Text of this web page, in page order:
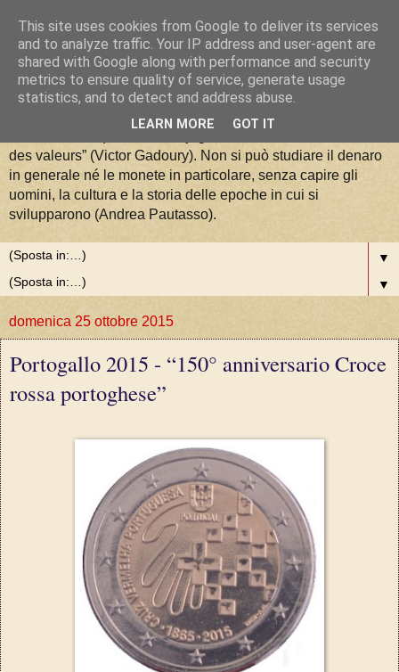
La Moneta tra Arte, Storia e
Valori
des valeurs” (Victor Gadoury). Non si può studiare il denaro
in generale né le monete in particolare, senza capire gli
uomini, la cultura e la storia delle epoche in cui si
svilupparono (Andrea Pautasso).
▼
▼
domenica 25 ottobre 2015
Portogallo 2015 - “150° anniversario Croce
rossa portoghese”
This site uses cookies from Google to deliver its services
and to analyze traffic. Your IP address and user-agent are
shared with Google along with performance and security
metrics to ensure quality of service, generate usage
statistics, and to detect and address abuse.
LEARN MORE GOT IT